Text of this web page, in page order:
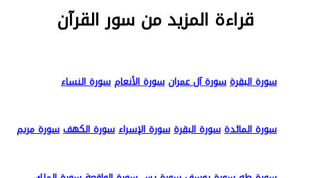
قراءة المزيد من سور القرآن
سورة البقرة سورة آل عمران سورة الأنعام سورة النساء
سورة المائدة سورة البقرة سورة الإسراء سورة الكهف سورة مريم